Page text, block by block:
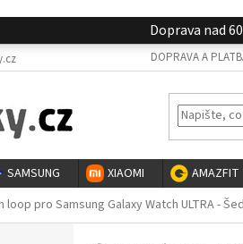
Doprava nad
DOPRAVA A
SAMSUNG XIAOMI AMAZFIT
loop pro Samsung Galaxy Watch ULTRA -